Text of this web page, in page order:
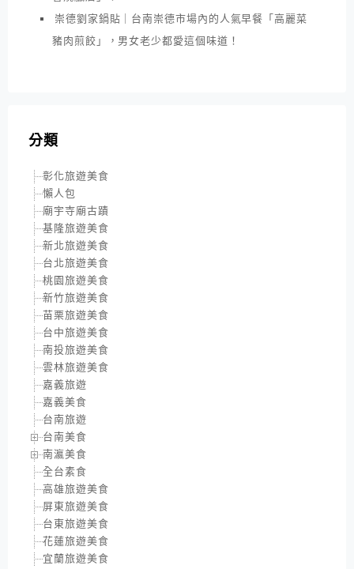
崇德劉家鍋貼｜台南崇德市場內的人氣早餐「高麗菜
豬肉煎餃」，男女老少都愛這個味道！
分類
彰化旅遊美食
懶人包
廟宇寺廟古蹟
基隆旅遊美食
新北旅遊美食
台北旅遊美食
桃園旅遊美食
新竹旅遊美食
苗栗旅遊美食
台中旅遊美食
南投旅遊美食
雲林旅遊美食
嘉義旅遊
嘉義美食
台南旅遊
台南美食
南瀛美食
全台素食
高雄旅遊美食
屏東旅遊美食
台東旅遊美食
花蓮旅遊美食
宜蘭旅遊美食